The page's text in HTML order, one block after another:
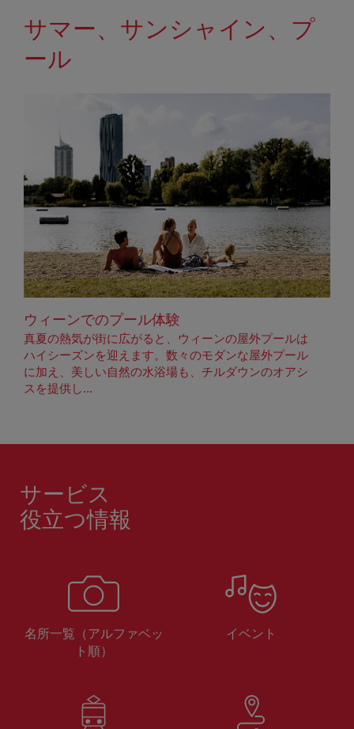
サマー、サンシャイン、プ
ール
ウィーンでのプール体験
真夏の熱気が街に広がると、ウィーンの屋外プールは
ハイシーズンを迎えます。数々のモダンな屋外プール
に加え、美しい自然の水浴場も、チルダウンのオアシ
スを提供し...
サービス
役立つ情報
名所一覧（アルファベッ
ト順）
イベント